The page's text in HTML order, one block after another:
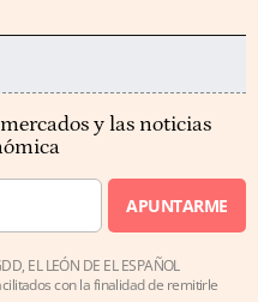
y las noticias
APUNTARME
EL LEÓN DE EL ESPAÑOL
con la finalidad de remitirle